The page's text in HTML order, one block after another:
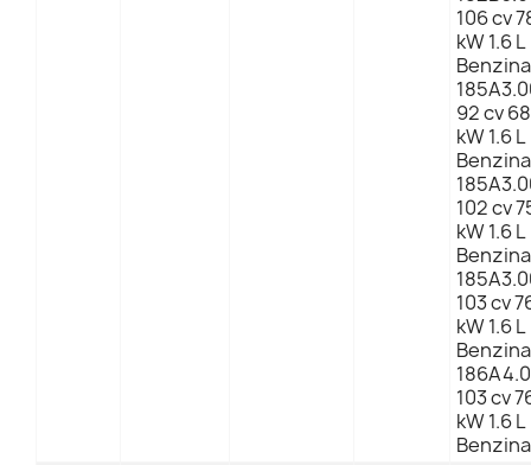
106 cv
kW 1.6 L
Benzina
92 cv 68
kW 1.6 L
Benzina
102 cv
kW 1.6 L
Benzina
103 cv
kW 1.6 L
Benzina
103 cv
kW 1.6 L
Benzina